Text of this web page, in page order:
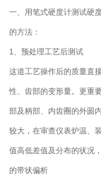
一、用笔式硬度计测试硬
的方法：
1、预处理工艺后测试
这道工艺操作后的质量直
性、齿部的变形量。更重
部及柄部、内齿圈的外圆
较大，在审查仪表炉温、
值高低差值及分布的状况
的带状偏析